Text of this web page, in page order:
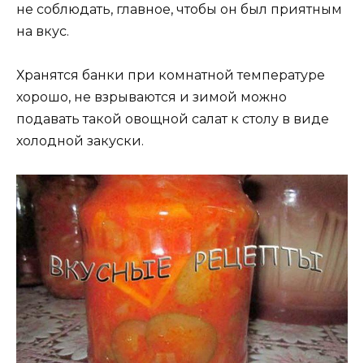
не соблюдать, главное, чтобы он был приятным
на вкус.
Хранятся банки при комнатной температуре
хорошо, не взрываются и зимой можно
подавать такой овощной салат к столу в виде
холодной закуски.